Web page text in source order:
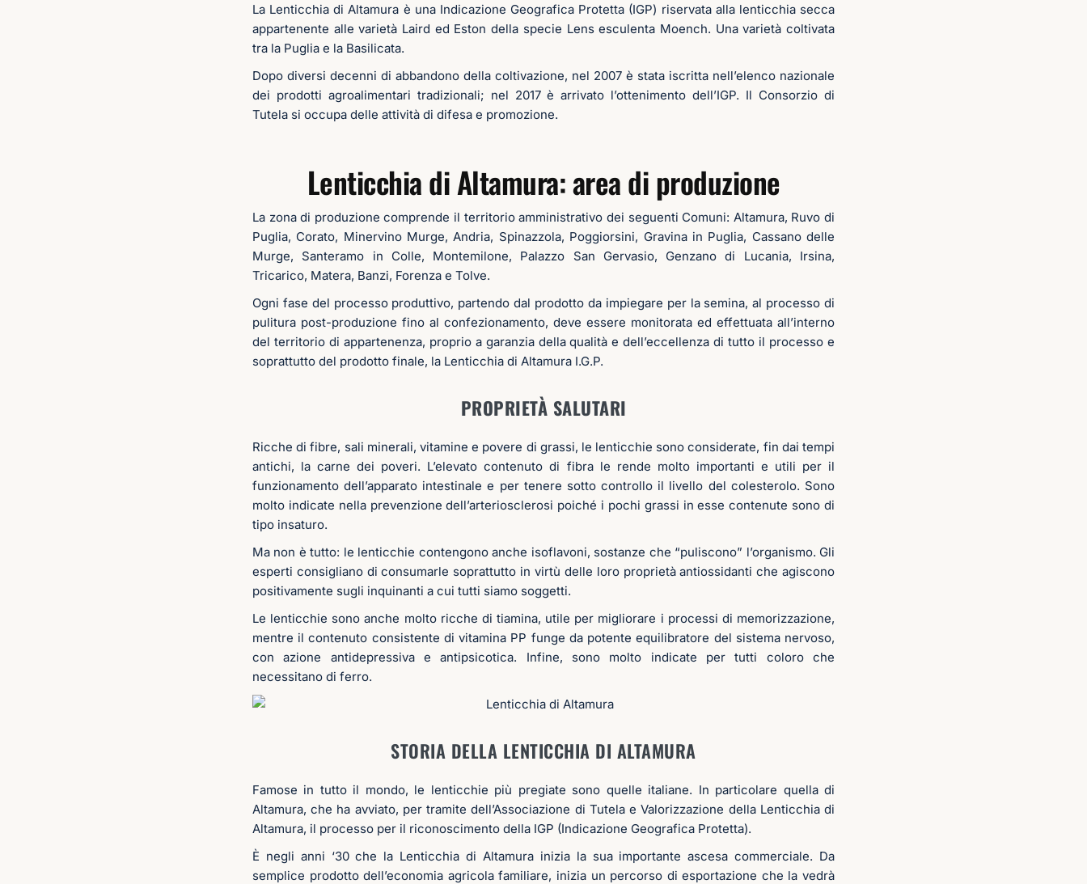
La Lenticchia di Altamura è una Indicazione Geografica Protetta (IGP) riservata alla lenticchia secca
appartenente alle varietà Laird ed Eston della specie Lens esculenta Moench. Una varietà coltivata
tra la Puglia e la Basilicata.
Dopo diversi decenni di abbandono della coltivazione, nel 2007 è stata iscritta nell’elenco nazionale
dei prodotti agroalimentari tradizionali; nel 2017 è arrivato l’ottenimento dell’IGP. Il Consorzio di
Tutela si occupa delle attività di difesa e promozione.
Lenticchia di Altamura: area di produzione
La zona di produzione comprende il territorio amministrativo dei seguenti Comuni: Altamura, Ruvo di
Puglia, Corato, Minervino Murge, Andria, Spinazzola, Poggiorsini, Gravina in Puglia, Cassano delle
Murge, Santeramo in Colle, Montemilone, Palazzo San Gervasio, Genzano di Lucania, Irsina,
Tricarico, Matera, Banzi, Forenza e Tolve.
Ogni fase del processo produttivo, partendo dal prodotto da impiegare per la semina, al processo di
pulitura post-produzione fino al confezionamento, deve essere monitorata ed effettuata all’interno
del territorio di appartenenza, proprio a garanzia della qualità e dell’eccellenza di tutto il processo e
soprattutto del prodotto finale, la Lenticchia di Altamura I.G.P.
PROPRIETÀ SALUTARI
Ricche di fibre, sali minerali, vitamine e povere di grassi, le lenticchie sono considerate, fin dai tempi
antichi, la carne dei poveri. L’elevato contenuto di fibra le rende molto importanti e utili per il
funzionamento dell’apparato intestinale e per tenere sotto controllo il livello del colesterolo. Sono
molto indicate nella prevenzione dell’arteriosclerosi poiché i pochi grassi in esse contenute sono di
tipo insaturo.
Ma non è tutto: le lenticchie contengono anche isoflavoni, sostanze che “puliscono” l’organismo. Gli
esperti consigliano di consumarle soprattutto in virtù delle loro proprietà antiossidanti che agiscono
positivamente sugli inquinanti a cui tutti siamo soggetti.
Le lenticchie sono anche molto ricche di tiamina, utile per migliorare i processi di memorizzazione,
mentre il contenuto consistente di vitamina PP funge da potente equilibratore del sistema nervoso,
con azione antidepressiva e antipsicotica. Infine, sono molto indicate per tutti coloro che
necessitano di ferro.
STORIA DELLA LENTICCHIA DI ALTAMURA
Famose in tutto il mondo, le lenticchie più pregiate sono quelle italiane. In particolare quella di
Altamura, che ha avviato, per tramite dell’Associazione di Tutela e Valorizzazione della Lenticchia di
Altamura, il processo per il riconoscimento della IGP (Indicazione Geografica Protetta).
È negli anni ‘30 che la Lenticchia di Altamura inizia la sua importante ascesa commerciale. Da
semplice prodotto dell’economia agricola familiare, inizia un percorso di esportazione che la vedrà